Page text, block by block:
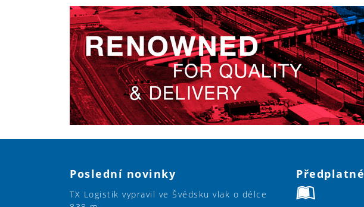
Poslední novinky
TX Logistik vypravil ve Švédsku vlak o délce
Předplatné